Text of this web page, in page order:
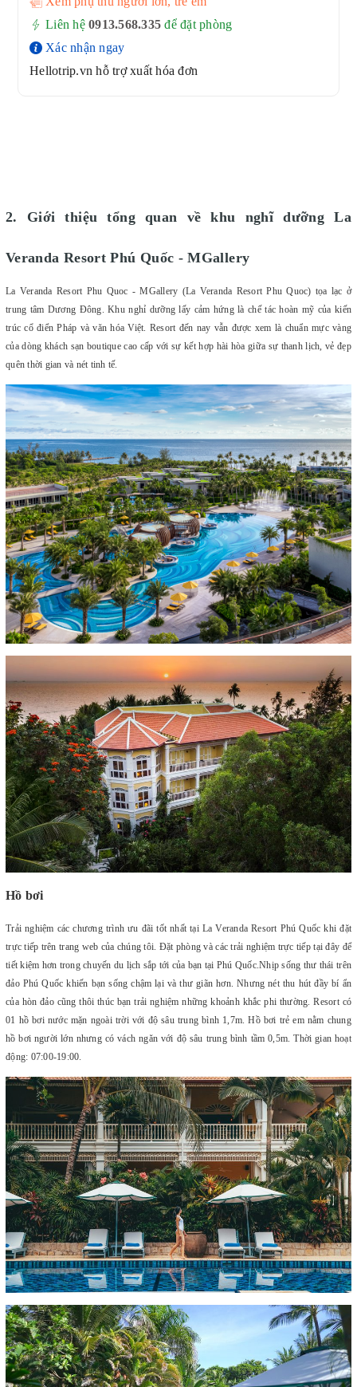
Liên hệ 0913.568.335 để đặt phòng
Xác nhận ngay
Hellotrip.vn hỗ trợ xuất hóa đơn
2. Giới thiệu tổng quan về khu nghĩ dưỡng La
Veranda Resort Phú Quốc - MGallery
La Veranda Resort Phu Quoc - MGallery (La Veranda Resort Phu Quoc) tọa lạc ở
trung tâm Dương Đông. Khu nghỉ dưỡng lấy cảm hứng là chế tác hoàn mỹ của kiến
trúc cổ điển Pháp và văn hóa Việt. Resort đến nay vẫn được xem là chuẩn mực vàng
của dòng khách sạn boutique cao cấp với sự kết hợp hài hòa giữa sự thanh lịch, vẻ đẹp
quên thời gian và nét tinh tế.
Hồ bơi
Trải nghiệm các chương trình ưu đãi tốt nhất tại La Veranda Resort Phú Quốc khi đặt
trực tiếp trên trang web của chúng tôi. Đặt phòng và các trải nghiệm trực tiếp tại đây để
tiết kiệm hơn trong chuyến du lịch sắp tới của bạn tại Phú Quốc.Nhịp sống thư thái trên
đảo Phú Quốc khiến bạn sống chậm lại và thư giãn hơn. Nhưng nét thu hút đầy bí ẩn
của hòn đảo cũng thôi thúc bạn trải nghiệm những khoảnh khắc phi thường.Resort có
01 hồ bơi nước mặn ngoài trời với độ sâu trung bình 1,7m. Hồ bơi trẻ em nằm chung
hồ bơi người lớn nhưng có vách ngăn với độ sâu trung bình tầm 0,5m. Thời gian hoạt
động: 07:00-19:00.